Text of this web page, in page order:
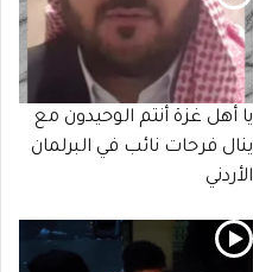
يا أهل غزة أنتم الوحيدون مع
ينال فرحات نائب في البرلمان
الأردني